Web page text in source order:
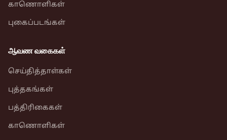
காணொளிகள்
புகைப்படங்கள்
ஆவண வகைகள்
செய்தித்தாள்கள்
புத்தகங்கள்
பத்திரிகைகள்
காணொளிகள்